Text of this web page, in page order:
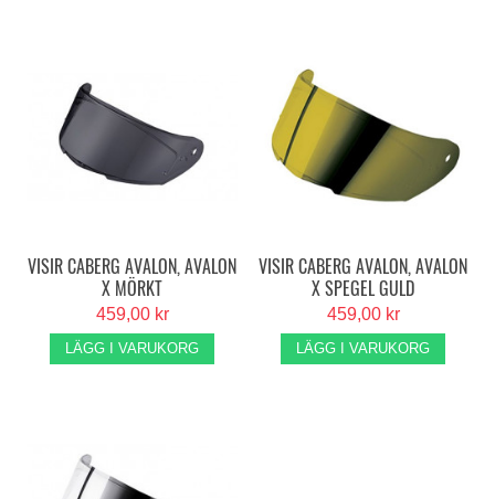
VISIR CABERG AVALON, AVALON
X MÖRKT
459,00 kr
LÄGG I VARUKORG
VISIR CABERG AVALON, AVALON
X SPEGEL GULD
459,00 kr
LÄGG I VARUKORG